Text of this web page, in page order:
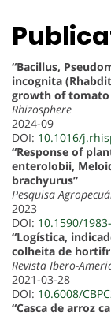
“Bacillus,
incognita
growth of tomato
Rhizosphere
2024-09
DOI: 10.1016/
“Response of
enterolobii,
brachyurus”
Pesquisa
2023
DOI: 10.1590/
“Logística,
colheita de
Revista Ibero-
2021-03-28
DOI: 10.6008/
“Casca de arroz